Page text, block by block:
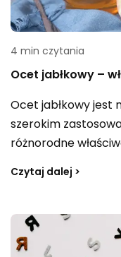
4 min czytania
Ocet jabłkowy –
Ocet jabłkowy
szerokim
różnorodne
wpływa na
diecie.
Czytaj dalej >